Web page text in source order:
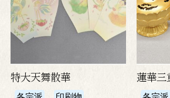
特大天舞散華 蓮華